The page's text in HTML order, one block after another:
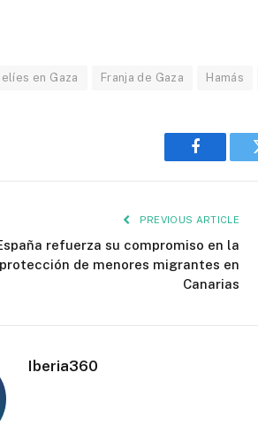
en Gaza Franja de Gaza Hamás
Facebook
PREVIOUS ARTICLE
refuerza su compromiso en la
protección de menores migrantes en
Canarias
Iberia360